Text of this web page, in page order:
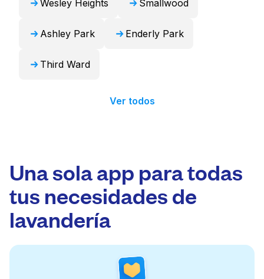
Wesley Heights Smallwood
Ashley Park Enderly Park
Third Ward
Ver todos
Una sola app para todas
tus necesidades de
lavandería